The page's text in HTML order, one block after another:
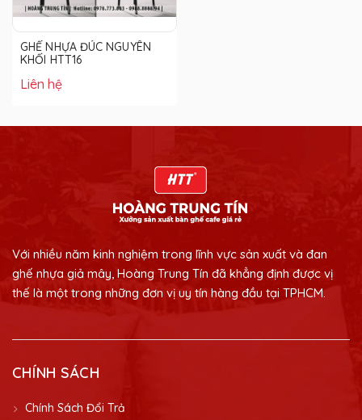
GHẾ NHỰA ĐÚC NGUYÊN
KHỐI HTT16
Liên hệ
Với nhiều năm kinh nghiệm trong lĩnh vực sản xuất và đan
ghế nhựa giả mây, Hoàng Trung Tín đã khẳng định được vị
thế là một trong những đơn vị uy tín hàng đầu tại TPHCM.
CHÍNH SÁCH
Chính Sách Đổi Trả